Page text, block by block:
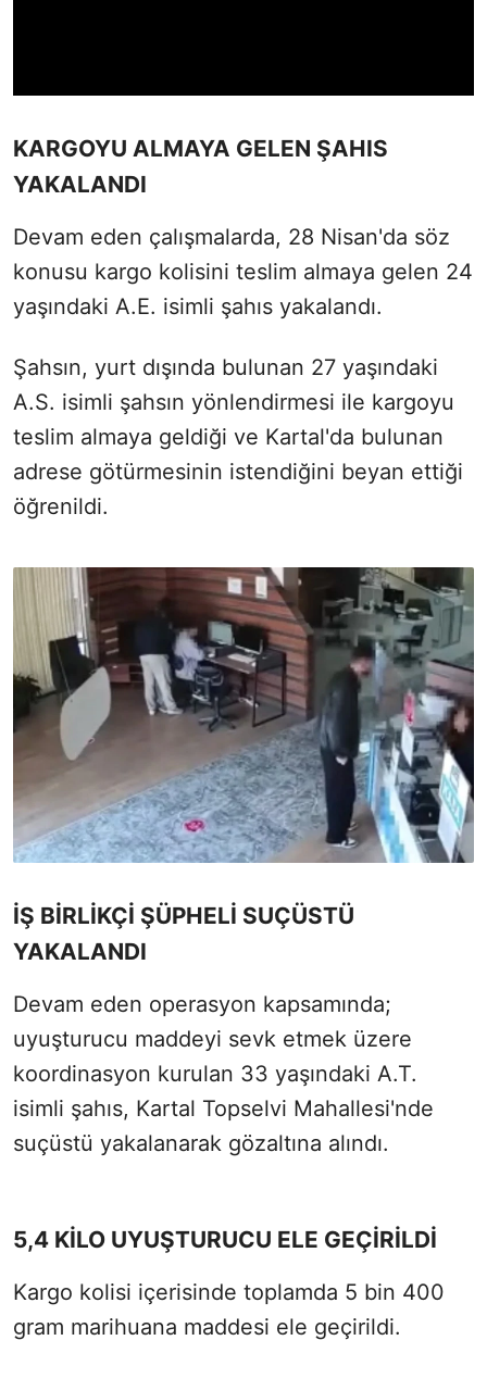
KARGOYU ALMAYA GELEN ŞAHIS
YAKALANDI
Devam eden çalışmalarda, 28 Nisan'da söz
konusu kargo kolisini teslim almaya gelen 24
yaşındaki A.E. isimli şahıs yakalandı.
Şahsın, yurt dışında bulunan 27 yaşındaki
A.S. isimli şahsın yönlendirmesi ile kargoyu
teslim almaya geldiği ve Kartal'da bulunan
adrese götürmesinin istendiğini beyan ettiği
öğrenildi.
İŞ BİRLİKÇİ ŞÜPHELİ SUÇÜSTÜ
YAKALANDI
Devam eden operasyon kapsamında;
uyuşturucu maddeyi sevk etmek üzere
koordinasyon kurulan 33 yaşındaki A.T.
isimli şahıs, Kartal Topselvi Mahallesi'nde
suçüstü yakalanarak gözaltına alındı.
5,4 KİLO UYUŞTURUCU ELE GEÇİRİLDİ
Kargo kolisi içerisinde toplamda 5 bin 400
gram marihuana maddesi ele geçirildi.